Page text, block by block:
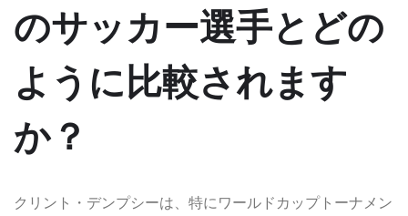
のサッカー選手とどの
ように比較されます
か？
クリント・デンプシーは、特にワールドカップトーナメン